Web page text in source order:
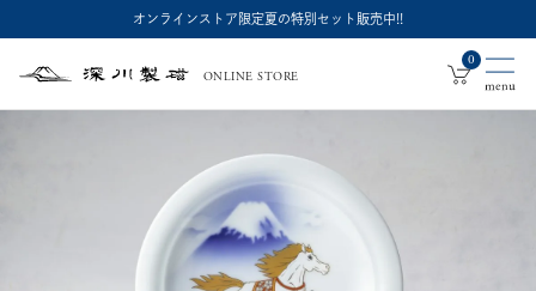
オンラインストア限定夏の特別セット販売中!!
深
製
ONLINE STORE
0